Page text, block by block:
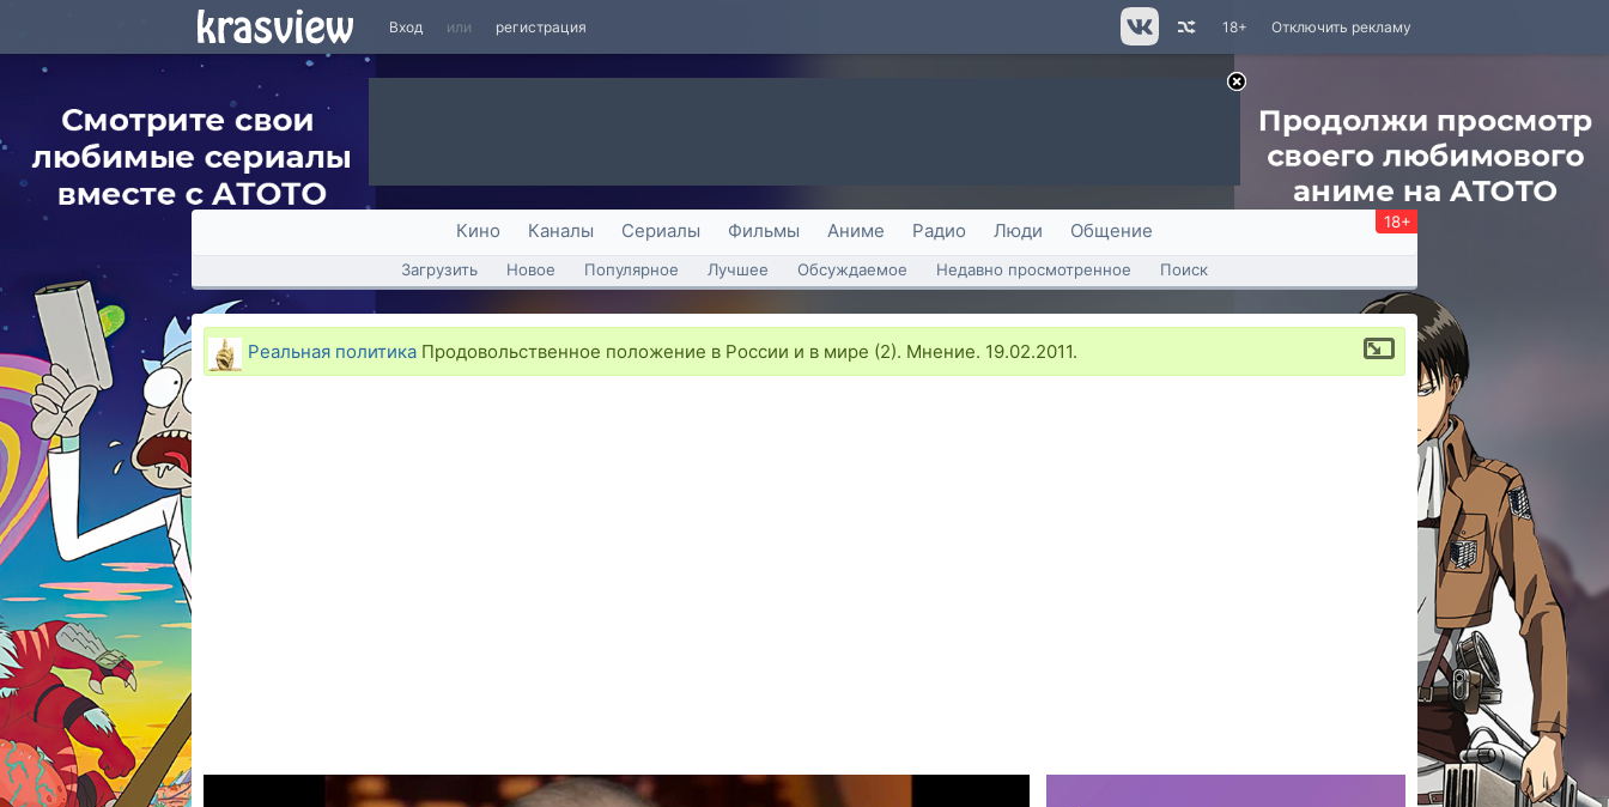
Вход или регистрация Отключить рекламу
18+
Кино Каналы Сериалы Фильмы Аниме Радио Люди Общение 18+
Загрузить Новое Популярное Лучшее Обсуждаемое Недавно просмотренное Поиск
Реальная политика Продовольственное положение в России и в мире (2). Мнение. 19.02.2011.